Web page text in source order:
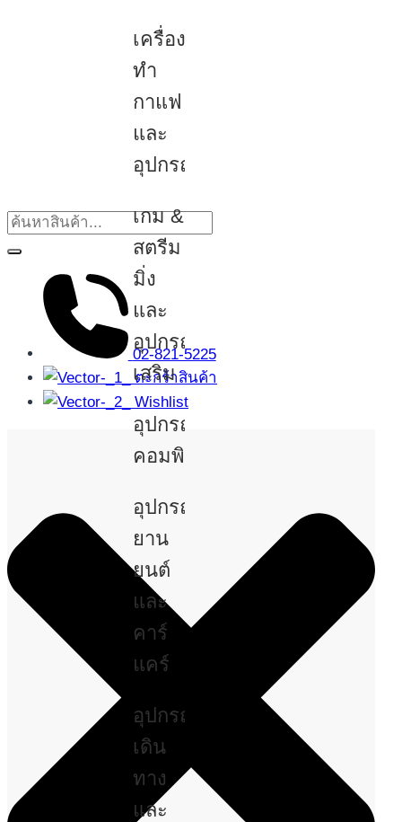
เครื่อง
ทำ
กาแฟ
และ
อุปกรณ์
เกม &
สตรีม
มิ่ง
และ
อุปกรณ์
เสริม
อุปกรณ์
คอมพิวเตอร์
อุปกรณ์
ยาน
ยนต์
และ
คาร์
แคร์
อุปกรณ์
เดิน
ทาง
และ
02-821-5225
ตะกร้าสินค้า
Wishlist